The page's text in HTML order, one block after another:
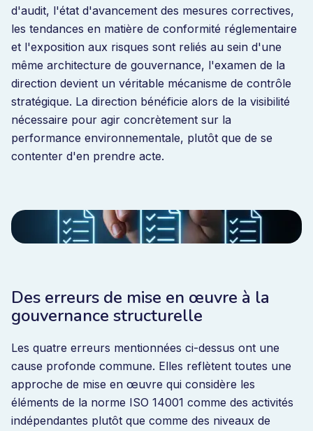
d'audit, l'état d'avancement des mesures correctives,
les tendances en matière de conformité réglementaire
et l'exposition aux risques sont reliés au sein d'une
même architecture de gouvernance, l'examen de la
direction devient un véritable mécanisme de contrôle
stratégique. La direction bénéficie alors de la visibilité
nécessaire pour agir concrètement sur la
performance environnementale, plutôt que de se
contenter d'en prendre acte.
Des erreurs de mise en œuvre à la
gouvernance structurelle
Les quatre erreurs mentionnées ci-dessus ont une
cause profonde commune. Elles reflètent toutes une
approche de mise en œuvre qui considère les
éléments de la norme ISO 14001 comme des activités
indépendantes plutôt que comme des niveaux de